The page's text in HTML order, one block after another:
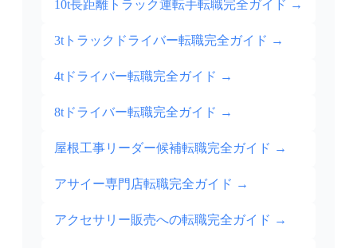
10t長距離トラック運転手転職完全ガイド →
3tトラックドライバー転職完全ガイド →
4tドライバー転職完全ガイド →
8tドライバー転職完全ガイド →
屋根工事リーダー候補転職完全ガイド →
アサイー専門店転職完全ガイド →
アクセサリー販売への転職完全ガイド →